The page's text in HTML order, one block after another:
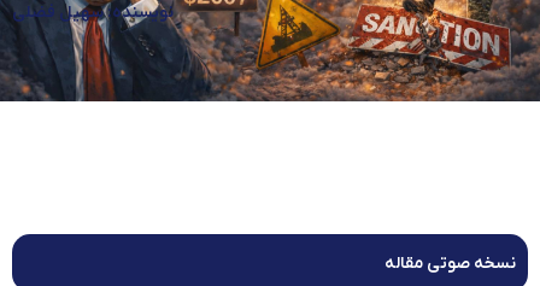
نویسنده: سهیل فضلی
نسخه صوتی مقاله